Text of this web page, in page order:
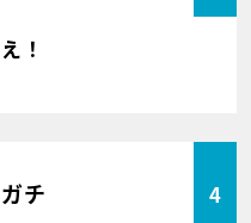
！
チ 4